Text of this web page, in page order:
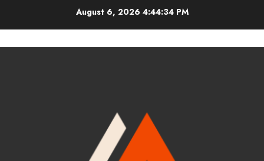
August 6, 2026 4:44:35 PM